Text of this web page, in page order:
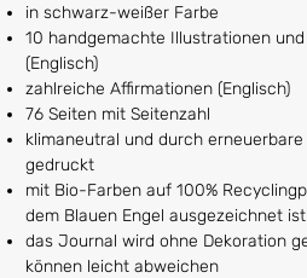
in schwarz-weißer Farbe
10 handgemachte Illustrationen
(Englisch)
zahlreiche Affirmationen (Englisch)
76 Seiten mit Seitenzahl
klimaneutral und durch erneuerbare
gedruckt
mit Bio-Farben auf 100%
dem Blauen Engel ausgezeichnet ist
das Journal wird ohne Dekoration
können leicht abweichen